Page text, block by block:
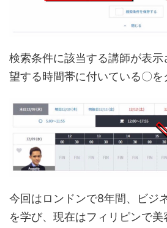
検索条件に該当する講師が表
望する時間帯に付いている〇を
今回はロンドンで8年間、ビジ
を学び、現在はフィリピンで